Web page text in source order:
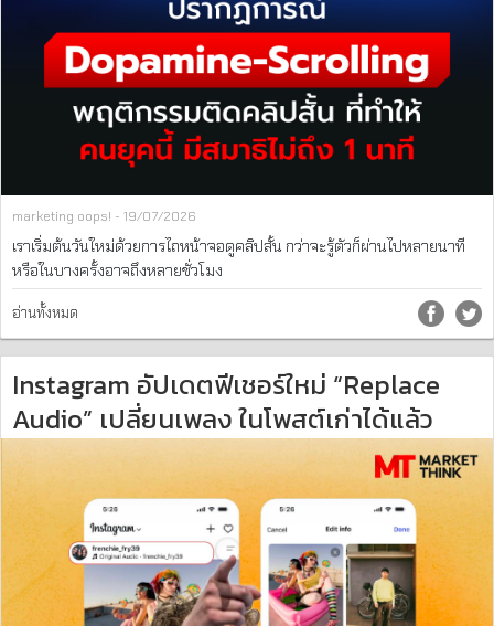
marketing oops! - 19/07/2026
เราเริ่มต้นวันใหม่ด้วยการไถหน้าจอดูคลิปสั้น กว่าจะรู้ตัวก็ผ่านไปหลายนาที
หรือในบางครั้งอาจถึงหลายชั่วโมง
อ่านทั้งหมด
Instagram อัปเดตฟีเชอร์ใหม่ “Replace
Audio” เปลี่ยนเพลง ในโพสต์เก่าได้แล้ว